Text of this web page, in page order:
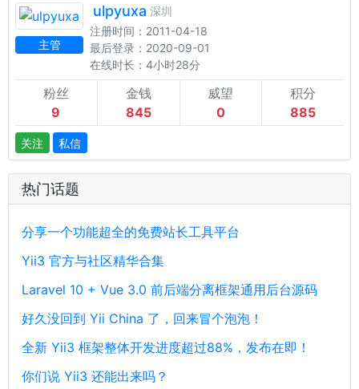
主管
ulpyuxa 深圳
注册时间：2011-04-18
最后登录：2020-09-01
在线时长：4小时28分
粉丝
9
金钱
845
威望
0
积分
885
关注 私信
热门话题
分享一个功能超全的免费站长工具平台
Yii3 官方与社区精华合集
Laravel 10 + Vue 3.0 前后端分离框架通用后台源码
好久没回到 Yii China 了，回来冒个泡泡！
全新 Yii3 框架整体开发进度超过88%，发布在即！
你们说 Yii3 还能出来吗？